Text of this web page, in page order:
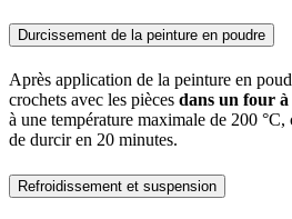
Durcissement de la peinture en poudre
Après application de la peinture en
crochets avec les pièces dans un four à
à une température maximale de 200
de durcir en 20 minutes.
Refroidissement et suspension